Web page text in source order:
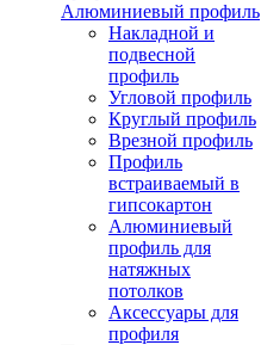
Алюминиевый профиль
Накладной и
подвесной
профиль
Угловой профиль
Круглый профиль
Врезной профиль
Профиль
встраиваемый в
гипсокартон
Алюминиевый
профиль для
натяжных
потолков
Аксессуары для
профиля